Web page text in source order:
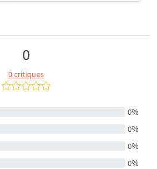
0
0 critiques
0%
0%
0%
0%